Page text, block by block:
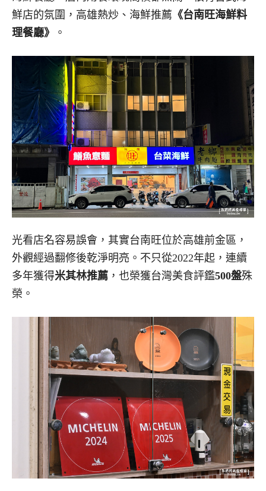
鮮店的氛圍，高雄熱炒、海鮮推薦 《台南旺海鮮料
理餐廳》
。
光看店名容易誤會，其實台南旺位於高雄前金區，
外觀經過翻修後乾淨明亮。 不只從2022年起，連續
多年獲得米其林推薦 ，也榮獲台灣美食評鑑500盤殊
榮 。